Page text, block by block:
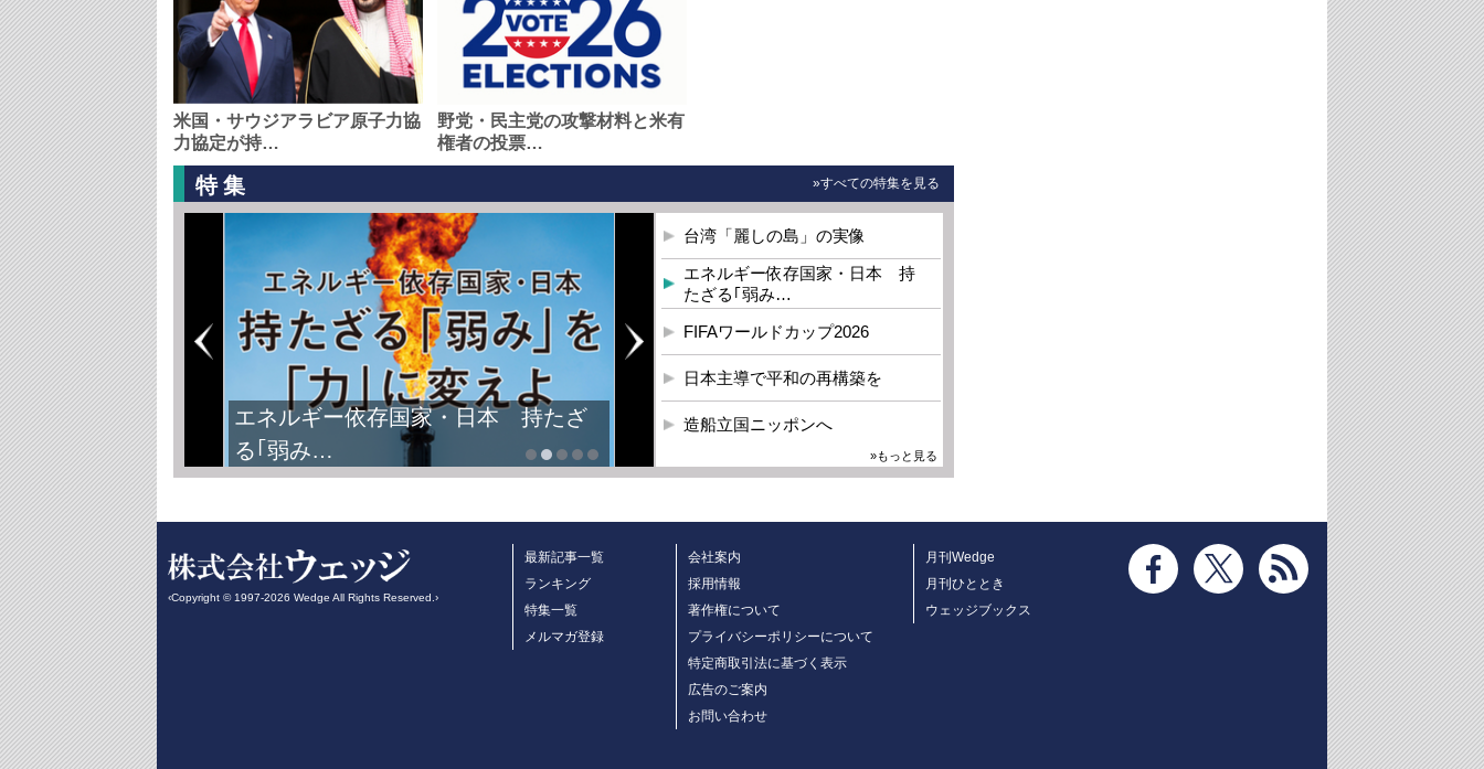
米国・サウジアラビア原子力協
力協定が持…
野党・民主党の攻撃材料と米有
権者の投票…
特集 »すべての特集を見る
FIFAワールドカップ2026
台湾「麗しの島」の実像
エネルギー依存国家・日本 持
たざる｢弱み…
FIFAワールドカップ2026
日本主導で平和の再構築を
造船立国ニッポンへ
»もっと見る
‹Copyright © 1997-2026 Wedge All Rights Reserved.›
最新記事一覧
ランキング
特集一覧
メルマガ登録
会社案内
採用情報
著作権について
プライバシーポリシーについて
特定商取引法に基づく表示
広告のご案内
お問い合わせ
月刊Wedge
月刊ひととき
ウェッジブックス